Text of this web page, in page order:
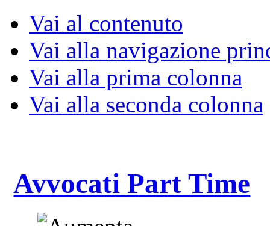
Vai al contenuto
Vai alla navigazione
Vai alla prima colonna
Vai alla seconda colonna
Avvocati Part Time